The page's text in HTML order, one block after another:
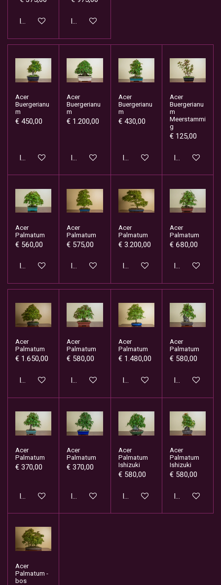
In winkelwagen In winkelwagen
Acer
Buergerianu
m
€ 450,00
In winkelwagen
Acer
Buergerianu
m
€ 1.200,00
In winkelwagen
Acer
Buergerianu
m
€ 430,00
In winkelwagen
Acer
Buergerianu
m
Meerstammi
g
€ 125,00
In
Acer
Palmatum
€ 560,00
In winkelwagen
Acer
Palmatum
€ 575,00
In winkelwagen
Acer
Palmatum
€ 3.200,00
In winkelwagen
Acer
Palmatum
€ 680,00
In
Acer
Palmatum
€ 1.650,00
In winkelwagen
Acer
Palmatum
€ 580,00
In winkelwagen
Acer
Palmatum
€ 1.480,00
In winkelwagen
Acer
Palmatum
€ 580,00
In
Acer
Palmatum
€ 370,00
In winkelwagen
Acer
Palmatum
€ 370,00
In winkelwagen
Acer
Palmatum
Ishizuki
€ 580,00
In winkelwagen
Acer
Palmatum
Ishizuki
€ 580,00
In
Acer
Palmatum -
bos